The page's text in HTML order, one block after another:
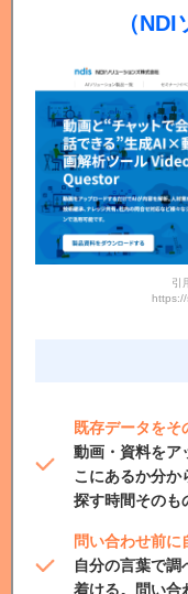
（
引
既存データをそ
動画・資料をア
こにあるか分か
探す時間そのも
問い合わせ前に
自分の言葉で調
着ける。問い合